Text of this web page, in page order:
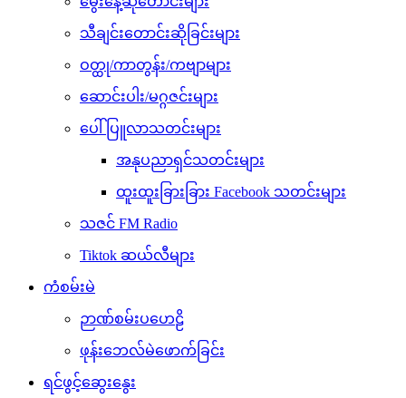
သီချင်းတောင်းဆိုခြင်းများ
ဝတ္ထု/ကာတွန်း/ကဗျာများ
ဆောင်းပါး/မဂ္ဂဇင်းများ
ပေါ်ပြူလာသတင်းများ
အနုပညာရှင်သတင်းများ
ထူးထူးခြားခြား Facebook သတင်းများ
သဇင် FM Radio
Tiktok ဆယ်လီများ
ကံစမ်းမဲ
ဉာဏ်စမ်းပဟေဠိ
ဖုန်းဘေလ်မဲဖောက်ခြင်း
ရင်ဖွင့်ဆွေးနွေး